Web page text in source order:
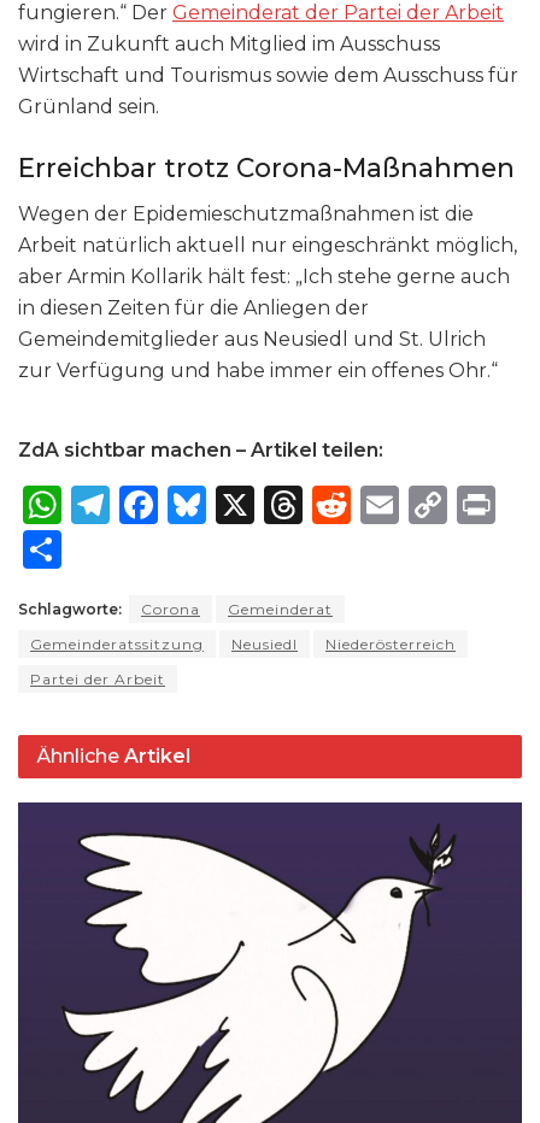
fungieren.“ Der Gemeinderat der Partei der Arbeit
wird in Zukunft auch Mitglied im Ausschuss
Wirtschaft und Tourismus sowie dem Ausschuss für
Grünland sein.
Erreichbar trotz Corona-Maßnahmen
Wegen der Epidemieschutzmaßnahmen ist die
Arbeit natürlich aktuell nur eingeschränkt möglich,
aber Armin Kollarik hält fest: „Ich stehe gerne auch
in diesen Zeiten für die Anliegen der
Gemeindemitglieder aus Neusiedl und St. Ulrich
zur Verfügung und habe immer ein offenes Ohr.“
ZdA sichtbar machen – Artikel teilen:
W
ts
A
p
p
T
g
ra
m
F
e
b
o
o
k
B X
T
a
d
R
t
E
C
Li
k
ar
e
Schlagworte: Corona
Gemeinderat
Gemeinderatssitzung
Neusiedl
Niederösterreich
Partei der Arbeit
Ähnliche Artikel